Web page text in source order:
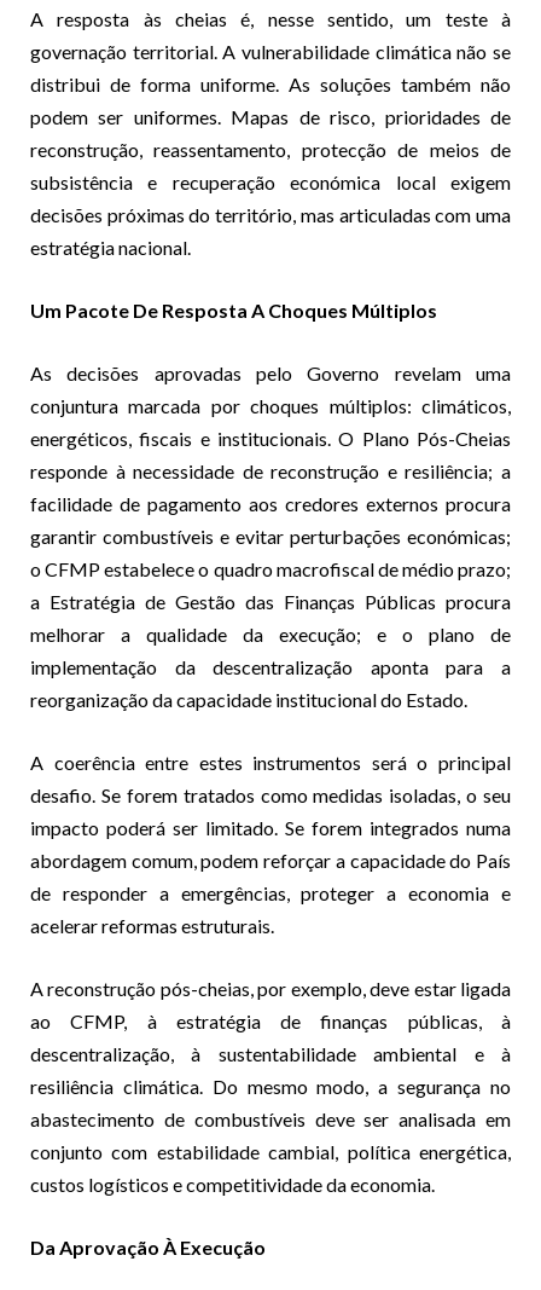
A resposta às cheias é, nesse sentido, um teste à
governação territorial. A vulnerabilidade climática não se
distribui de forma uniforme. As soluções também não
podem ser uniformes. Mapas de risco, prioridades de
reconstrução, reassentamento, protecção de meios de
subsistência e recuperação económica local exigem
decisões próximas do território, mas articuladas com uma
estratégia nacional.
Um Pacote De Resposta A Choques Múltiplos
As decisões aprovadas pelo Governo revelam uma
conjuntura marcada por choques múltiplos: climáticos,
energéticos, fiscais e institucionais. O Plano Pós-Cheias
responde à necessidade de reconstrução e resiliência; a
facilidade de pagamento aos credores externos procura
garantir combustíveis e evitar perturbações económicas;
o CFMP estabelece o quadro macrofiscal de médio prazo;
a Estratégia de Gestão das Finanças Públicas procura
melhorar a qualidade da execução; e o plano de
implementação da descentralização aponta para a
reorganização da capacidade institucional do Estado.
A coerência entre estes instrumentos será o principal
desafio. Se forem tratados como medidas isoladas, o seu
impacto poderá ser limitado. Se forem integrados numa
abordagem comum, podem reforçar a capacidade do País
de responder a emergências, proteger a economia e
acelerar reformas estruturais.
A reconstrução pós-cheias, por exemplo, deve estar ligada
ao CFMP, à estratégia de finanças públicas, à
descentralização, à sustentabilidade ambiental e à
resiliência climática. Do mesmo modo, a segurança no
abastecimento de combustíveis deve ser analisada em
conjunto com estabilidade cambial, política energética,
custos logísticos e competitividade da economia.
Da Aprovação À Execução